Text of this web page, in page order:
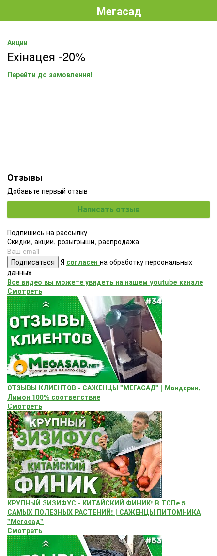
Мегасад
Акции
Ехінацея -20%
Перейти до замовлення!
Отзывы
Добавьте первый отзыв
Написать отзыв
Подпишись на рассылку
Скидки, акции, розыгрыши, распродажа
Подписаться Я согласен на обработку персональных
данных
Все видео вы можете увидеть на нашем youtube канале
Смотреть
ОТЗЫВЫ КЛИЕНТОВ - САЖЕНЦЫ "МЕГАСАД" | Мандарин,
Лимон 100% соответствие
Смотреть
КРУПНЫЙ ЗИЗИФУС - КИТАЙСКИЙ ФИНИК! В ТОПе 5
САМЫХ ПОЛЕЗНЫХ РАСТЕНИЙ! | САЖЕНЦЫ ПИТОМНИКА
"Мегасад"
Смотреть